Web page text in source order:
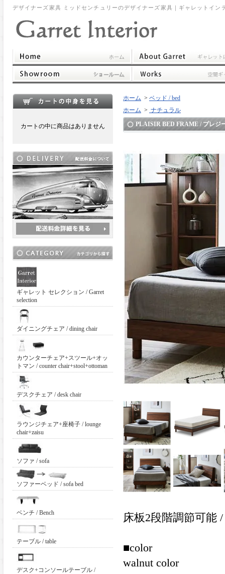
デザイナーズ家具 ミッドセンチュリーのデザイナーズ家具｜ギャレットイン
カートの中に商品はありません
ギャレット セレクション / Garret
selection
ダイニングチェア / dining chair
カウンターチェア+スツール+オッ
トマン / counter chair+stool+ottoman
デスクチェア / desk chair
ラウンジチェア+座椅子 / lounge
chair+zaisu
ソファ / sofa
ソファーベッド / sofa bed
ベンチ / Bench
テーブル / table
デスク+コンソールテーブル /
ホーム > ベッド / bed
ホーム > ナチュラル
PLAISIR BED FRAME / プレジ
床板2段階調節可能 /
■color
walnut color